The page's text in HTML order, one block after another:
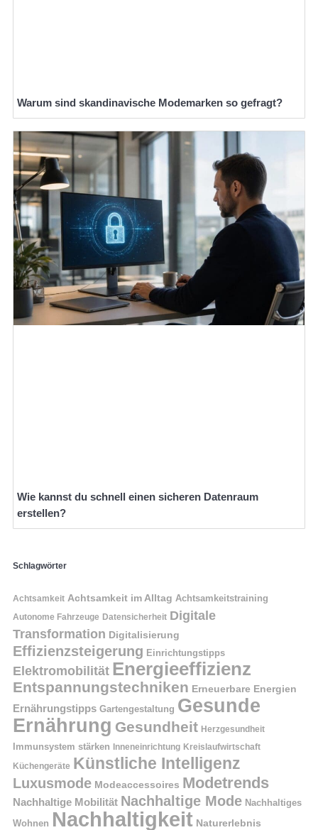
Warum sind skandinavische Modemarken so gefragt?
Wie kannst du schnell einen sicheren Datenraum
erstellen?
Schlagwörter
Achtsamkeit Achtsamkeit im Alltag Achtsamkeitstraining
Autonome Fahrzeuge Datensicherheit Digitale
Transformation Digitalisierung
Effizienzsteigerung Einrichtungstipps
Elektromobilität Energieeffizienz
Entspannungstechniken Erneuerbare Energien
Ernährungstipps Gartengestaltung Gesunde
Ernährung Gesundheit Herzgesundheit
Immunsystem stärken Inneneinrichtung Kreislaufwirtschaft
Küchengeräte Künstliche Intelligenz
Luxusmode Modeaccessoires Modetrends
Nachhaltige Mobilität Nachhaltige Mode Nachhaltiges
Wohnen Nachhaltigkeit Naturerlebnis